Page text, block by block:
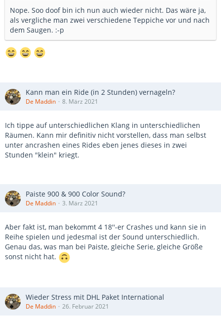
Nope. Soo doof bin ich nun auch wieder nicht. Das wäre ja,
als vergliche man zwei verschiedene Teppiche vor und nach
dem Saugen. :-p
Kann man ein Ride (in 2 Stunden) vernageln?
De Maddin 8. März 2021
Ich tippe auf unterschiedlichen Klang in unterschiedlichen
Räumen. Kann mir definitiv nicht vorstellen, dass man selbst
unter ancrashen eines Rides eben jenes dieses in zwei
Stunden "klein" kriegt.
Paiste 900 & 900 Color Sound?
De Maddin 3. März 2021
Aber fakt ist, man bekommt 4 18''-er Crashes und kann sie in
Reihe spielen und jedesmal ist der Sound unterschiedlich.
Genau das, was man bei Paiste, gleiche Serie, gleiche Größe
sonst nicht hat.
Wieder Stress mit DHL Paket International
De Maddin 26. Februar 2021